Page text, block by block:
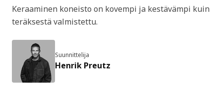
Keraaminen koneisto on kovempi ja kestävämpi kuin
teräksestä valmistettu.
Suunnittelija
Henrik Preutz